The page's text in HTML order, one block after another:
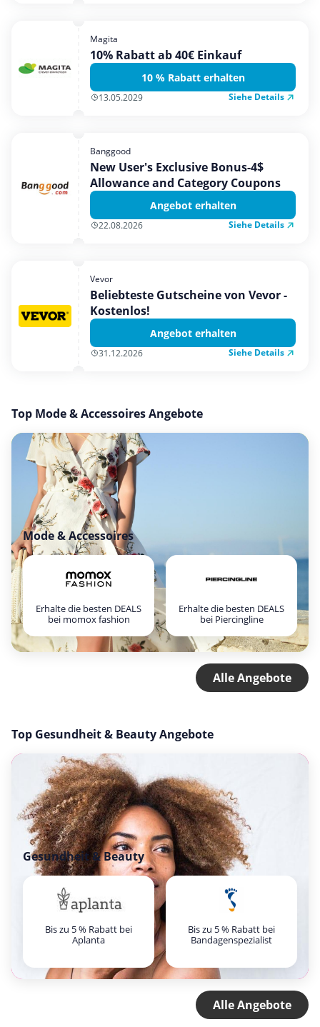
Magita
10% Rabatt ab 40€ Einkauf
10 % Rabatt erhalten
13.05.2029 Siehe Details
Banggood
New User's Exclusive Bonus-4$
Allowance and Category Coupons
Angebot erhalten
22.08.2026 Siehe Details
Vevor
Beliebteste Gutscheine von Vevor -
Kostenlos!
Angebot erhalten
31.12.2026 Siehe Details
Top Mode & Accessoires Angebote
Mode & Accessoires
Erhalte die besten DEALS
bei momox fashion
Erhalte die besten DEALS
bei Piercingline
Alle Angebote
Top Gesundheit & Beauty Angebote
Gesundheit & Beauty
Bis zu 5 % Rabatt bei
Aplanta
Bis zu 5 % Rabatt bei
Bandagenspezialist
Alle Angebote